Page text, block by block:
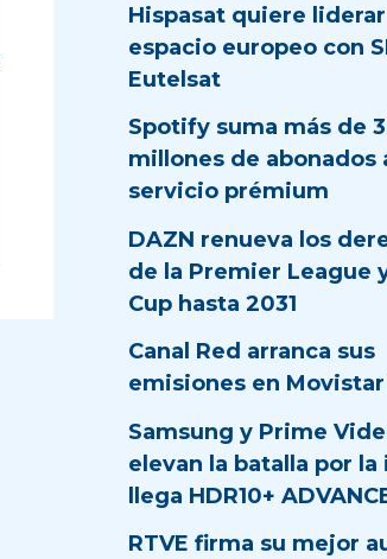
Hispasat quiere
espacio europeo con
Eutelsat
Spotify suma más de
millones de abonados
servicio prémium
DAZN renueva los
de la Premier League
Cup hasta 2031
Canal Red arranca sus
emisiones en Movistar
Samsung y Prime
elevan la batalla por la
llega HDR10+
RTVE firma su mejor